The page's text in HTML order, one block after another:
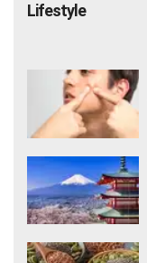
Lifestyle